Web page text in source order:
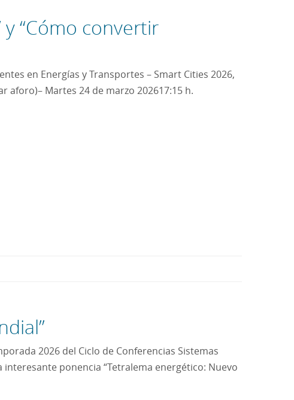
“Cómo convertir
en Energías y Transportes – Smart Cities 2026,
aforo)– Martes 24 de marzo 202617:15 h.
2026 del Ciclo de Conferencias Sistemas
ponencia “Tetralema energético: Nuevo